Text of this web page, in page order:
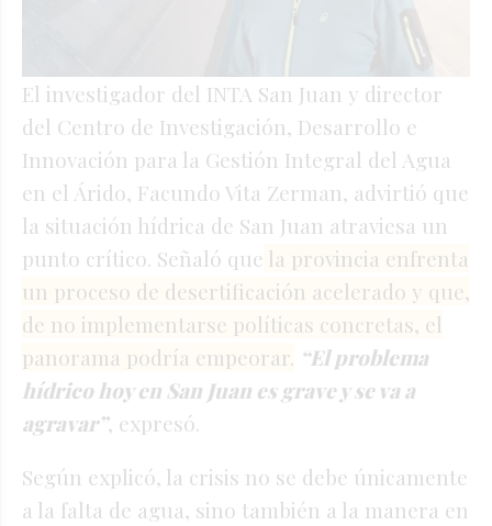
El investigador del INTA San Juan y director
del Centro de Investigación, Desarrollo e
Innovación para la Gestión Integral del Agua
en el Árido, Facundo Vita Zerman, advirtió que
la situación hídrica de San Juan atraviesa un
punto crítico. Señaló que la provincia enfrenta
un proceso de desertificación acelerado y que,
de no implementarse políticas concretas, el
panorama podría empeorar. “El problema
hídrico hoy en San Juan es grave y se va a
agravar”, expresó.
Según explicó, la crisis no se debe únicamente
a la falta de agua, sino también a la manera en